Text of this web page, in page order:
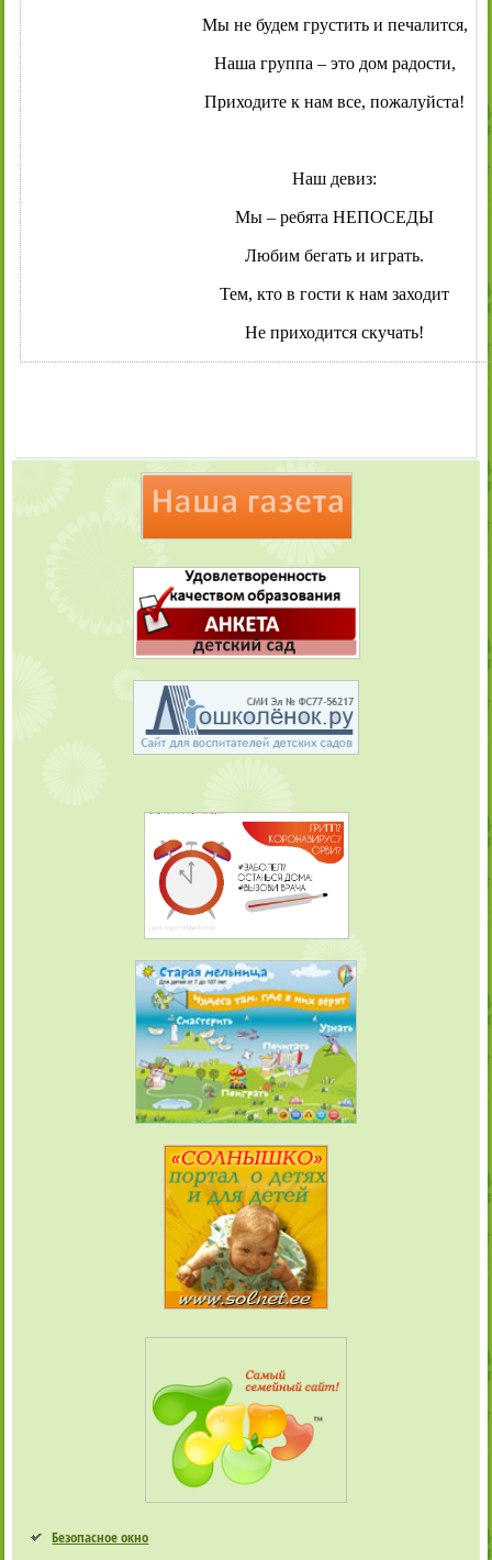
Мы не будем грустить и печалится,
Наша группа – это дом радости,
Приходите к нам все, пожалуйста!
Наш девиз:
Мы – ребята НЕПОСЕДЫ
Любим бегать и играть.
Тем, кто в гости к нам заходит
Не приходится скучать!
Безопасное окно